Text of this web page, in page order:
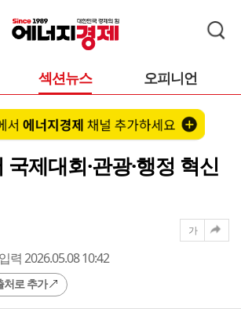
섹션뉴스 오피니언
제대회·관광·행정 혁신
입력 2026.05.08 10:42
처로 추가
가